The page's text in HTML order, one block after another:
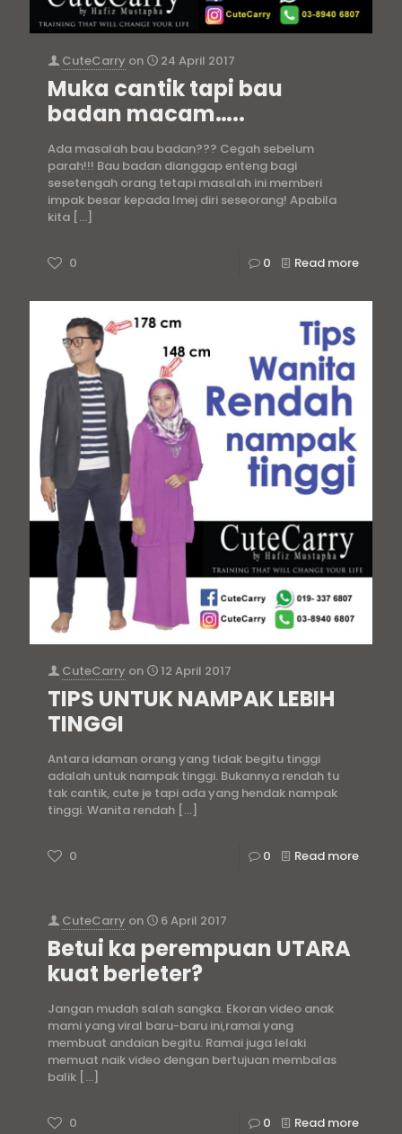
CuteCarry on 24 April 2017
Muka cantik tapi bau
badan macam…..
Ada masalah bau badan??? Cegah sebelum
parah!!! Bau badan dianggap enteng bagi
sesetengah orang tetapi masalah ini memberi
impak besar kepada Imej diri seseorang! Apabila
kita […]
0 0 Read more
CuteCarry on 12 April 2017
TIPS UNTUK NAMPAK LEBIH
TINGGI
Antara idaman orang yang tidak begitu tinggi
adalah untuk nampak tinggi. Bukannya rendah tu
tak cantik, cute je tapi ada yang hendak nampak
tinggi. Wanita rendah […]
0 0 Read more
CuteCarry on 6 April 2017
Betui ka perempuan UTARA
kuat berleter?
Jangan mudah salah sangka. Ekoran video anak
mami yang viral baru-baru ini,ramai yang
membuat andaian begitu. Ramai juga lelaki
memuat naik video dengan bertujuan membalas
balik […]
0 0 Read more